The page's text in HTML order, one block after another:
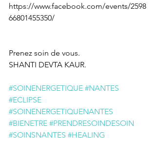
https://www.facebook.com/events/2598
66801455350/
Prenez soin de vous.
SHANTI DEVTA KAUR.
#SOINENERGETIQUE #NANTES
#ECLIPSE
#SOINENERGETIQUENANTES
#BIENETRE #PRENDRESOINDESOIN
#SOINSNANTES #HEALING